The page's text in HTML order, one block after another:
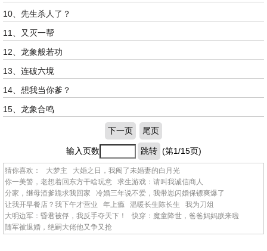
10、先生杀人了？
11、又灭一帮
12、龙象般若功
13、连破六境
14、想我当你爹？
15、龙象合鸣
下一页 尾页
输入页数 跳转 (第1/15页)
猜你喜欢： 大梦主
大婚之日，我阉了未婚妻的白月光
你一美警，老想着回东方干啥玩意
求生游戏：请叫我诚信商人
分家，继母渣爹跪求我回家
冷婚三年说不爱，我带崽闪婚保镖爽爆了
让我开早餐店？我下午才营业
年上瘾 温暖长生陈长生
我为刀俎
大明边军：昏君被俘，我反手夺天下！
快穿：魔童降世，爸爸妈妈朕来啦
随军被退婚，绝嗣大佬他又争又抢